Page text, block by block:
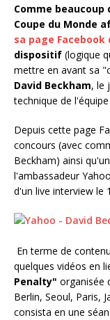
Comme
Coupe du Monde
sa page
dispositif (logique
mettre en avant sa
David Beckham, le
technique de
Depuis cette page
concours (avec
Beckham) ainsi
l'ambassadeur
d'un live interview le
En terme de
quelques vidéos en
Penalty" organisée
Berlin, Seoul, Paris,
consista en une